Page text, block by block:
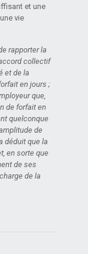
et une
vie
rapporter la
collectif
et de la
en jours ;
que,
de forfait en
quelconque
de
déduit que la
en sorte que
de ses
de la